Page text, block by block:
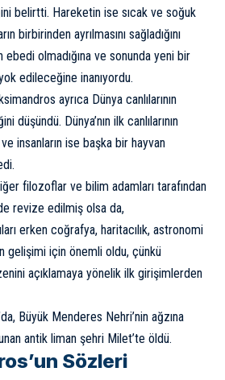
belirtti. Hareketin ise sıcak ve soğuk
birbirinden ayrılmasını sağladığını
ebedi olmadığına ve sonunda yeni bir
edileceğine inanıyordu.
ayrıca Dünya canlılarının
Dünya’nın ilk canlılarının
insanların ise başka bir hayvan
filozoflar ve bilim adamları tarafından
revize edilmiş olsa da,
erken coğrafya, haritacılık, astronomi
gelişimi için önemli oldu, çünkü
açıklamaya yönelik ilk girişimlerden
Büyük Menderes Nehri’nin ağzına
antik liman şehri Milet’te öldü.
Sözleri